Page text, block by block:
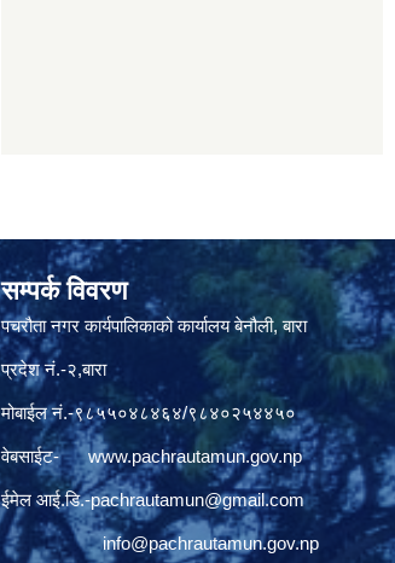
सम्पर्क विवरण
पचरौता नगर कार्यपालिकाको कार्यालय बेनौली, बारा
प्रदेश नं.-२,बारा
मोबाईल नं.-९८५५०४८४६४/९८४०२५४४५०
वेबसाईट-www.pachrautamun.gov.np
ईमेल आई.डि.-pachrautamun@gmail.com
info@pachrautamun.gov.np